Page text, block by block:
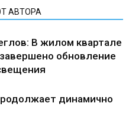
АВТОРА
В жилом квартале
обновление
динамично